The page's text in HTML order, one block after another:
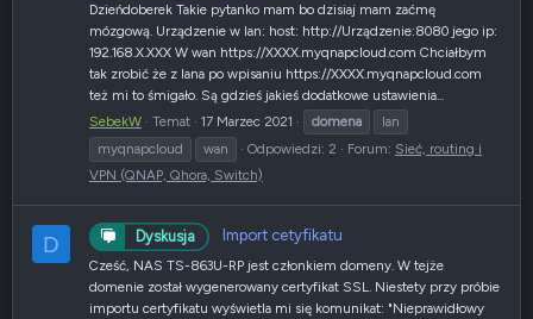
Dzieńdoberek Takie pytanko mam bo dzisiaj mam zaćmę
mózgową. Urządzenie w lan: host: http://Urządzenie:8080 jego ip:
192.168.X.XXX W wan https://XXXX.myqnapcloud.com Chciałbym
tak zrobić że z lana po wpisaniu https://XXXX.myqnapcloud.com
też mi to śmigało. Są gdzieś jakieś dodatkowe ustawienia...
SebekW
Temat 17 Marzec 2021 domena
lan
myqnapcloud
wan Odpowiedzi: 2 Forum: Sieć, routing i
VPN (QNAP, Qhora, Switch)
D Dyskusja Import cetyfikatu
Cześć, NAS TS-863U-RP jest członkiem domeny. W tejże
domenie został wygenerowany certyfikat SSL. Niestety przy próbie
importu certyfikatu wyświetla mi się komunikat: "Nieprawidłowy